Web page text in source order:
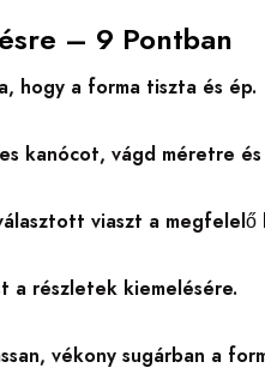
– 9 Pontban
hogy a forma tiszta és ép.
kanócot, vágd méretre
viaszt a megfelelő
a részletek kiemelésére.
vékony sugárban a